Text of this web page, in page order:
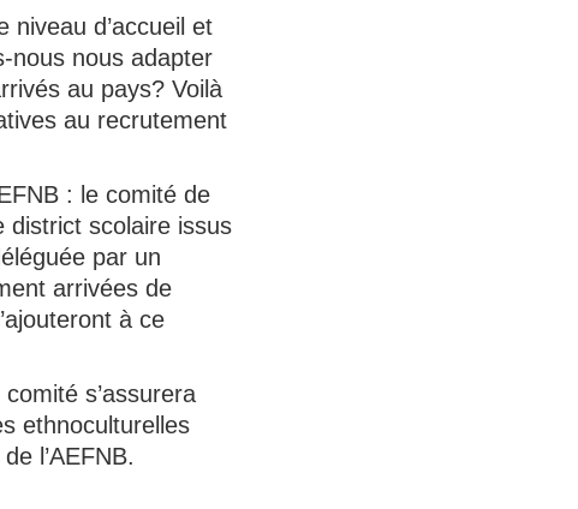
d’accueil et
nous nous adapter
au pays? Voilà
au recrutement
: le comité de
district scolaire issus
par un
arrivées de
à ce
s’assurera
ethnoculturelles
l’AEFNB.